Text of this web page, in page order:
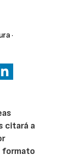
·
citará a
formato